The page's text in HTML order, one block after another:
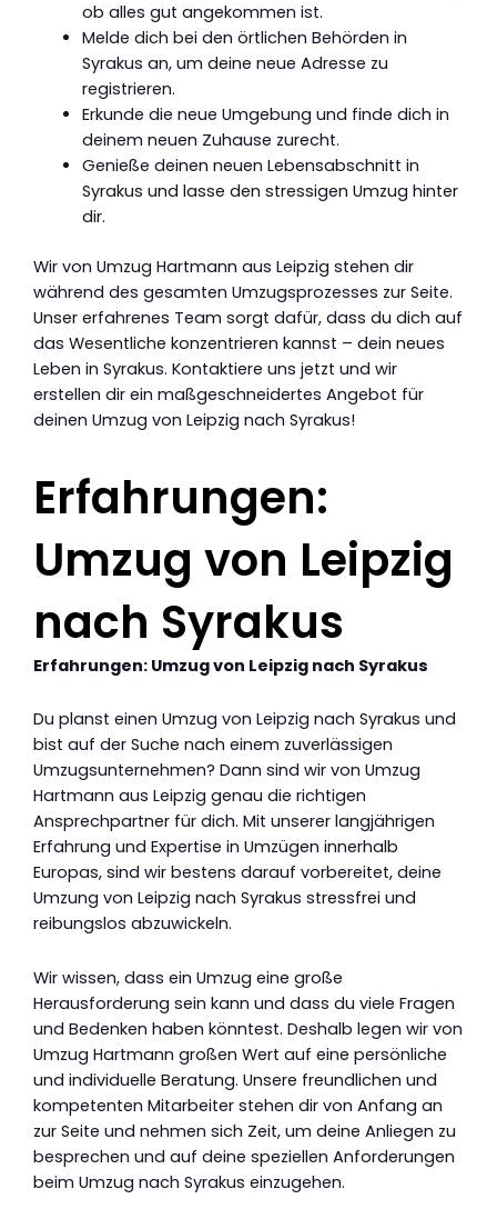
ob alles gut angekommen ist.
Melde dich bei den örtlichen Behörden in
Syrakus an, um deine neue Adresse zu
registrieren.
Erkunde die neue Umgebung und finde dich in
deinem neuen Zuhause zurecht.
Genieße deinen neuen Lebensabschnitt in
Syrakus und lasse den stressigen Umzug hinter
dir.
Wir von Umzug Hartmann aus Leipzig stehen dir
während des gesamten Umzugsprozesses zur Seite.
Unser erfahrenes Team sorgt dafür, dass du dich auf
das Wesentliche konzentrieren kannst – dein neues
Leben in Syrakus. Kontaktiere uns jetzt und wir
erstellen dir ein maßgeschneidertes Angebot für
deinen Umzug von Leipzig nach Syrakus!
Erfahrungen:
Umzug von Leipzig
nach Syrakus
Erfahrungen: Umzug von Leipzig nach Syrakus
Du planst einen Umzug von Leipzig nach Syrakus und
bist auf der Suche nach einem zuverlässigen
Umzugsunternehmen? Dann sind wir von Umzug
Hartmann aus Leipzig genau die richtigen
Ansprechpartner für dich. Mit unserer langjährigen
Erfahrung und Expertise in Umzügen innerhalb
Europas, sind wir bestens darauf vorbereitet, deine
Umzung von Leipzig nach Syrakus stressfrei und
reibungslos abzuwickeln.
Wir wissen, dass ein Umzug eine große
Herausforderung sein kann und dass du viele Fragen
und Bedenken haben könntest. Deshalb legen wir von
Umzug Hartmann großen Wert auf eine persönliche
und individuelle Beratung. Unsere freundlichen und
kompetenten Mitarbeiter stehen dir von Anfang an
zur Seite und nehmen sich Zeit, um deine Anliegen zu
besprechen und auf deine speziellen Anforderungen
beim Umzug nach Syrakus einzugehen.